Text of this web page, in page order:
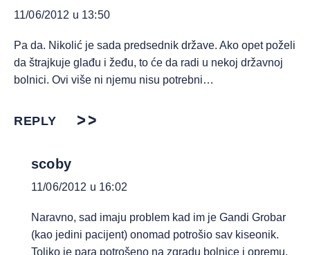
11/06/2012 u 13:50
Pa da. Nikolić je sada predsednik države. Ako opet poželi
da štrajkuje glađu i žeđu, to će da radi u nekoj državnoj
bolnici. Ovi više ni njemu nisu potrebni…
REPLY
scoby
11/06/2012 u 16:02
Naravno, sad imaju problem kad im je Gandi Grobar
(kao jedini pacijent) onomad potrošio sav kiseonik.
Toliko je para potrošeno na zgradu bolnice i opremu,